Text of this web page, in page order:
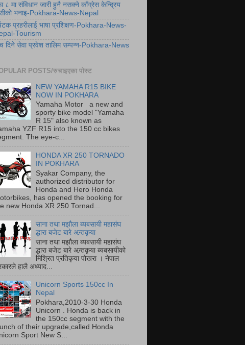
८ मा संविधान जारी हुनै नसक्ने काँग्रेस केन्द्रिय
भनाइ-Pokhara-News-Nepal
प्रहरीलाई भाषा प्रशिक्षण-Pokhara-News-
Tourism
दिने सेवा प्रवेश तालिम सम्पन्न-Pokhara-News
POSTS/रुचाइएका पोस्ट
NEW YAMAHA R15 BIKE
NOW IN POKHARA
Yamaha Motor a new and
sporty bike model "Yamaha
R 15" also known as
YZF R15 into the 150 cc bikes
The eye-c...
HONDA XR 250 TORNADO
IN POKHARA
Syakar Company, the
authorized distributor for
Honda and Hero Honda
has opened the booking for
new Honda XR 250 Tornad...
साना तथा मझौला ब्यबसायी महासंघ
द्धारा बजेट बारे अन्र्तकृया
साना तथा मझौला ब्यबसायी महासंघ
द्धारा बजेट बारे अन्र्तकृया ब्यबसायीको
मिश्रित प्रतिकृया पोखरा । नेपाल
हालै अध्याद...
Unicorn Sports 150cc In
Nepal
Pokhara,2010-3-30 Honda
Unicorn . Honda is back in
the 150cc segment with the
of their upgrade,called Honda
Sport New S...